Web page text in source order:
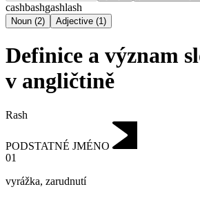
cashbashgashlash
Noun (2) Adjective (1)
Definice a význam
v angličtině
Rash
PODSTATNÉ JMÉNO
01
vyrážka, zarudnutí